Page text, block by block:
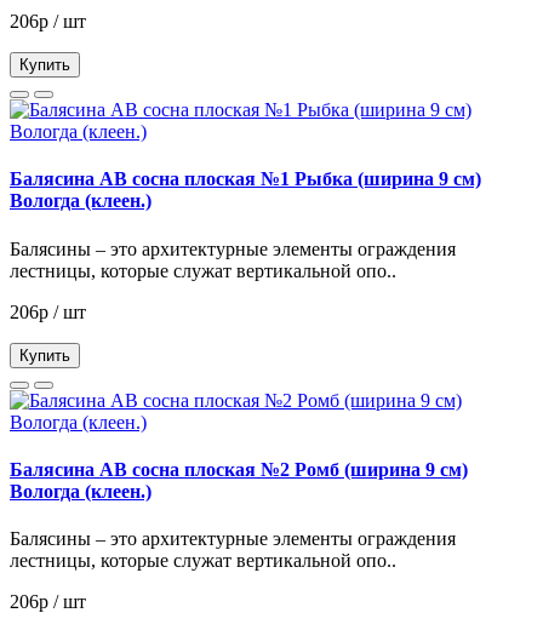
206р / шт
Купить
Балясина АВ сосна плоская №1 Рыбка (ширина 9 см)
Вологда (клеен.)
Балясины – это архитектурные элементы ограждения
лестницы, которые служат вертикальной опо..
206р / шт
Купить
Балясина АВ сосна плоская №2 Ромб (ширина 9 см)
Вологда (клеен.)
Балясины – это архитектурные элементы ограждения
лестницы, которые служат вертикальной опо..
206р / шт